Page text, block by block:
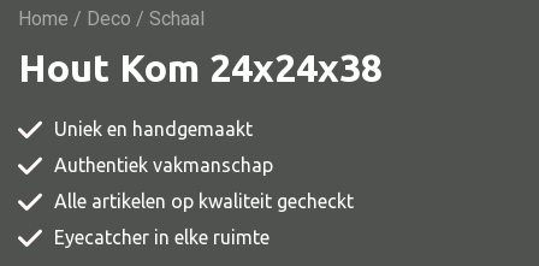
Vitrine
TV meubel
Comode
Home / Deco / Schaal
Hout Kom 24x24x38
Uniek en handgemaakt
Authentiek vakmanschap
Alle artikelen op kwaliteit gecheckt
Eyecatcher in elke ruimte